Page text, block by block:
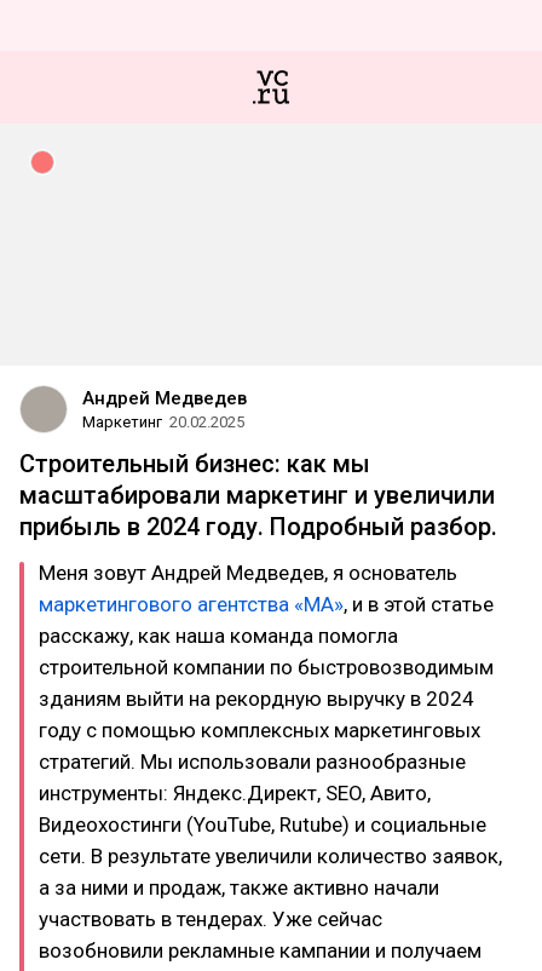
Андрей Медведев
Маркетинг 20.02.2025
Строительный бизнес: как мы
масштабировали маркетинг и увеличили
прибыль в 2024 году. Подробный разбор.
Меня зовут Андрей Медведев, я основатель
маркетингового агентства «MA», и в этой статье
расскажу, как наша команда помогла
строительной компании по быстровозводимым
зданиям выйти на рекордную выручку в 2024
году с помощью комплексных маркетинговых
стратегий. Мы использовали разнообразные
инструменты: Яндекс.Директ, SEO, Авито,
Видеохостинги (YouTube, Rutube) и социальные
сети. В результате увеличили количество заявок,
а за ними и продаж, также активно начали
участвовать в тендерах. Уже сейчас
возобновили рекламные кампании и получаем